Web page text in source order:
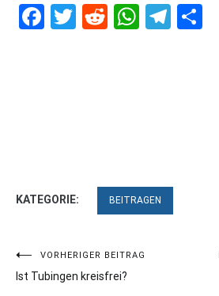
Facebook
Twitter
Reddit
KATEGORIE: BEITRAGEN
Beitragsnavigation
VORHERIGER BEITRAG
Ist Tubingen kreisfrei?